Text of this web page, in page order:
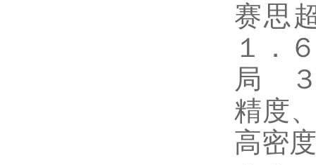
赛思
１．
局 ３
精度
高密